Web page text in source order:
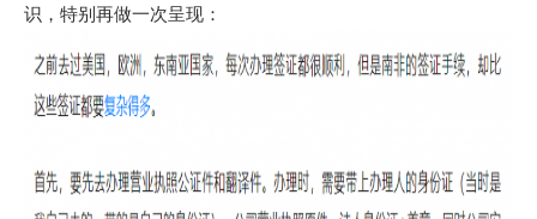
识，特别再做一次呈现：